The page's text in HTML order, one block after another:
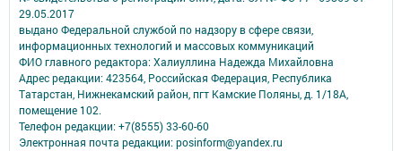
29.05.2017
выдано Федеральной службой по надзору в сфере связи,
информационных технологий и массовых коммуникаций
ФИО главного редактора: Халиуллина Надежда Михайловна
Адрес редакции: 423564, Российская Федерация, Республика
Татарстан, Нижнекамский район, пгт Камские Поляны, д. 1/18А,
помещение 102.
Телефон редакции: +7(8555) 33-60-60
Электронная почта редакции: posinform@yandex.ru